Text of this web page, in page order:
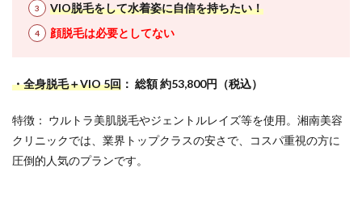
VIO脱毛をして水着姿に自信を持ちたい！
顔脱毛は必要としてない
・全身脱毛＋VIO 5回 ： 総額 約53,800円（税込）
特徴： ウルトラ美肌脱毛やジェントルレイズ等を使用。湘南美容
クリニックでは、業界トップクラスの安さで、コスパ重視の方に
圧倒的人気のプランです。